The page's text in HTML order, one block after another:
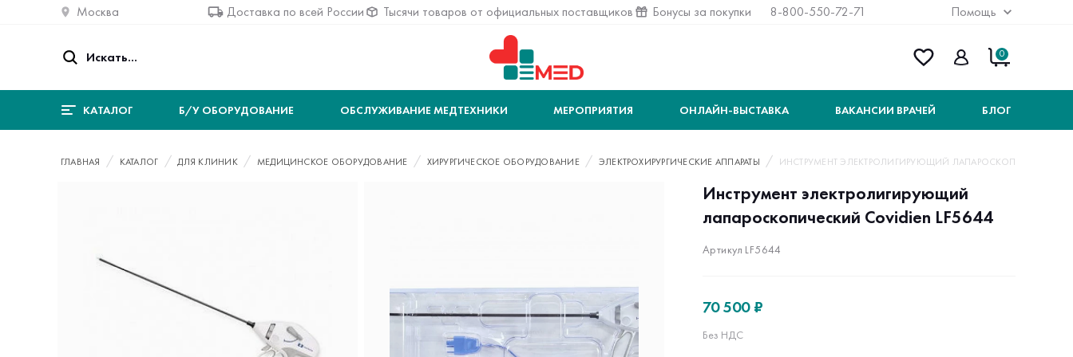
Москва Доставка по всей России Тысячи товаров от официальных поставщиков Бонусы за покупки 8-800-550-72-71 Помощь
0
КАТАЛОГ Б/У ОБОРУДОВАНИЕ ОБСЛУЖИВАНИЕ МЕДТЕХНИКИ МЕРОПРИЯТИЯ ОНЛАЙН-ВЫСТАВКА ВАКАНСИИ ВРАЧЕЙ БЛОГ
ГЛАВНАЯ КАТАЛОГ ДЛЯ КЛИНИК МЕДИЦИНСКОЕ ОБОРУДОВАНИЕ ХИРУРГИЧЕСКОЕ ОБОРУДОВАНИЕ ЭЛЕКТРОХИРУРГИЧЕСКИЕ АППАРАТЫ ИНСТРУМЕНТ ЭЛЕКТРОЛИГИРУЮЩИЙ ЛАПАРОСКОПИЧЕСКИЙ
Инструмент электролигирующий
лапароскопический Covidien LF5644
Артикул LF5644
70 500 ₽
Без НДС